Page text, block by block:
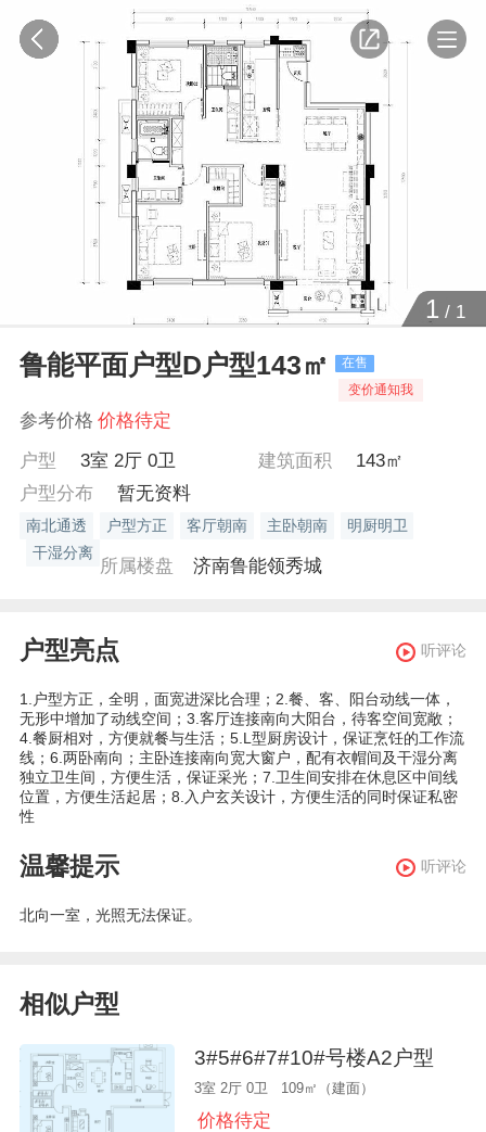
1 / 1
鲁能平面户型D户型143㎡
在售
变价通知我
参考价格 价格待定
户型
3室 2厅 0卫 建筑面积
143㎡
户型分布
暂无资料
南北通透 户型方正 客厅朝南 主卧朝南
明厨明卫
干湿分离
所属楼盘 济南鲁能领秀城
户型亮点 听评论
1.户型方正，全明，面宽进深比合理；2.餐、客、阳台动线一体，
无形中增加了动线空间；3.客厅连接南向大阳台，待客空间宽敞；
4.餐厨相对，方便就餐与生活；5.L型厨房设计，保证烹饪的工作流
线；6.两卧南向；主卧连接南向宽大窗户，配有衣帽间及干湿分离
独立卫生间，方便生活，保证采光；7.卫生间安排在休息区中间线
位置，方便生活起居；8.入户玄关设计，方便生活的同时保证私密
性
温馨提示 听评论
北向一室，光照无法保证。
相似户型
3#5#6#7#10#号楼A2户型
3室 2厅 0卫 109㎡（建面）
价格待定